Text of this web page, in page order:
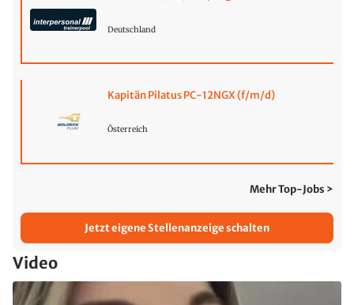
Deutschland
Kapitän Pilatus PC-12NGX (f/m/d)
Österreich
Mehr Top-Jobs >
Jetzt eigene Stellenanzeige schalten
Video